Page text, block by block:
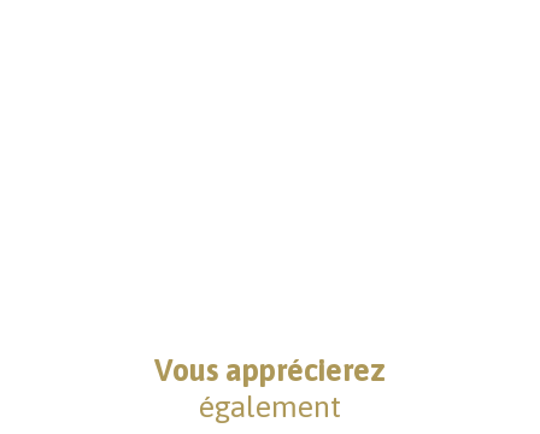
Vous apprécierez
également